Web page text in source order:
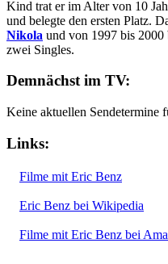
Kind trat er im Alter von 10
und belegte den ersten Platz.
Nikola und von 1997 bis 2000
zwei Singles.
Demnächst im TV:
Keine aktuellen Sendetermine
Links:
Filme mit Eric Benz
Eric Benz bei Wikipedia
Filme mit Eric Benz bei